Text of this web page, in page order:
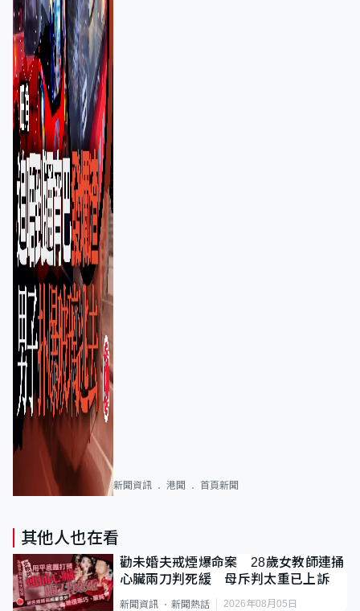
新聞資訊 港聞 首頁新聞
其他人也在看
勸未婚夫戒煙爆命案 28歲女教師連捅
心臟兩刀判死緩 母斥判太重已上訴
新聞資訊 新聞熱話 2026年08月05日